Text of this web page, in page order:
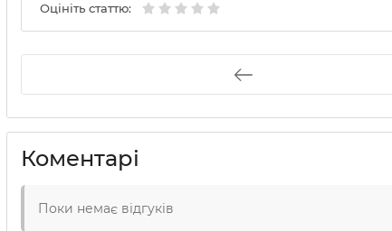
Оцініть статтю:
Коментарі
Поки немає відгуків